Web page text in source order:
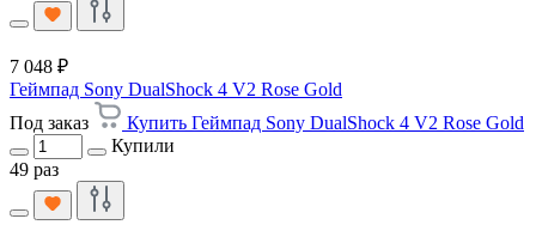
7 048 ₽
Геймпад Sony DualShock 4 V2 Rose Gold
Под заказ
Купить Геймпад Sony DualShock 4 V2 Rose Gold
Купили
49 раз